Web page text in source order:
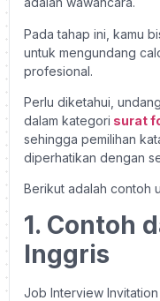
Pada tahap ini, kamu
untuk mengundang
profesional.
Perlu diketahui,
dalam kategori surat
sehingga pemilihan
diperhatikan dengan
Berikut adalah contoh
1. Contoh
Inggris
Job Interview Invitation